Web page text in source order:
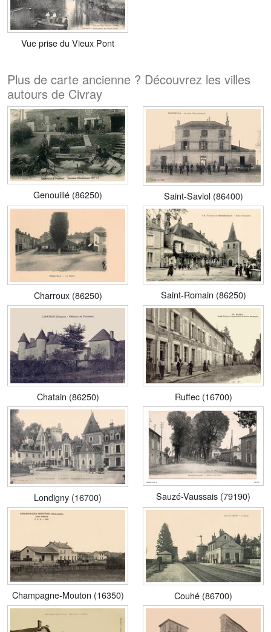
Vue prise du Vieux Pont
Plus de carte ancienne ? Découvrez les villes
autours de Civray
Genouillé (86250) Saint-Saviol (86400)
Charroux (86250) Saint-Romain (86250)
Chatain (86250) Ruffec (16700)
Londigny (16700) Sauzé-Vaussais (79190)
Champagne-Mouton (16350) Couhé (86700)